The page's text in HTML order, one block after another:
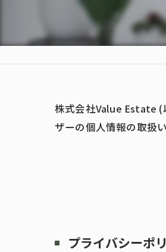
株式会社Value Estate (
ザーの個人情報の取扱
プライバシーポ